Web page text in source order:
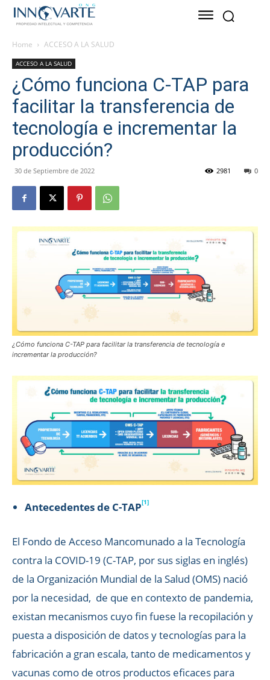
Home ACCESO A LA SALUD
ACCESO A LA SALUD
¿Cómo funciona C-TAP para
facilitar la transferencia de
tecnología e incrementar la
producción?
30 de Septiembre de 2022 0
2981
¿Cómo funciona C-TAP para facilitar la transferencia de tecnología e
incrementar la producción?
Antecedentes de C-TAP[1]
El Fondo de Acceso Mancomunado a la Tecnología
contra la COVID-19 (C-TAP, por sus siglas en inglés)
de la Organización Mundial de la Salud (OMS) nació
por la necesidad, de que en contexto de pandemia,
existan mecanismos cuyo fin fuese la recopilación y
puesta a disposición de datos y tecnologías para la
fabricación a gran escala, tanto de medicamentos y
vacunas como de otros productos eficaces para